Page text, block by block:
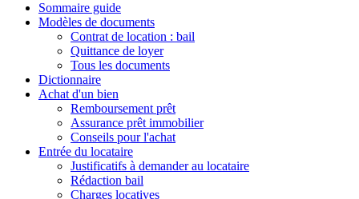
Sommaire guide
Modèles de documents
Contrat de location : bail
Quittance de loyer
Tous les documents
Dictionnaire
Achat d'un bien
Remboursement prêt
Assurance prêt immobilier
Conseils pour l'achat
Entrée du locataire
Justificatifs à demander au locataire
Rédaction bail
Charges locatives